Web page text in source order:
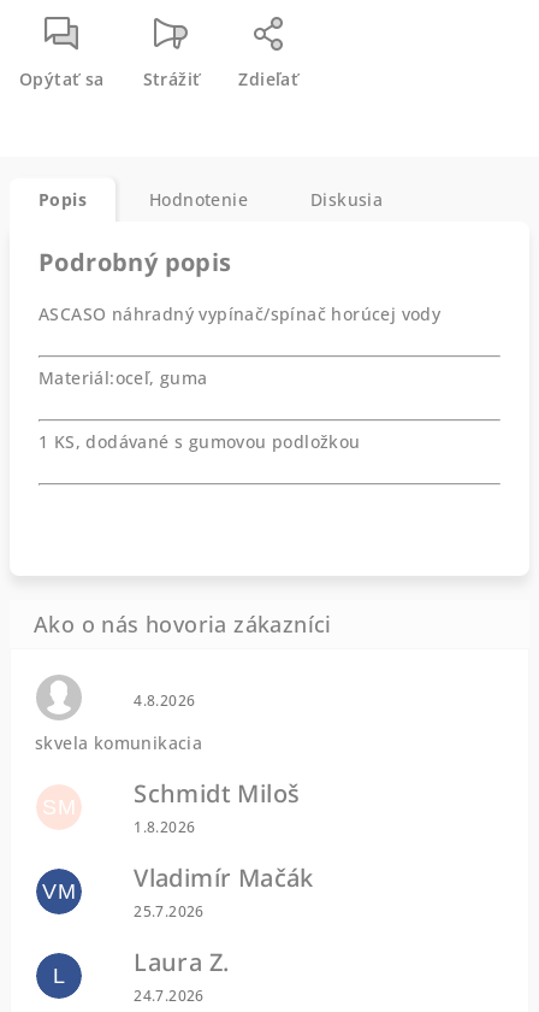
Opýtať sa Strážiť Zdieľať
Popis Hodnotenie Diskusia
Podrobný popis
ASCASO náhradný vypínač/spínač horúcej vody
Materiál:oceľ, guma
1 KS, dodávané s gumovou podložkou
Hodnotenie obchodu je 0 z 5 hviezdičiek.
4.8.2026
skvela komunikacia
SM Schmidt Miloš
Hodnotenie obchodu je 5 z 5 hviezdičiek.
1.8.2026
VM Vladimír Mačák
Hodnotenie obchodu je 5 z 5 hviezdičiek.
25.7.2026
L Laura Z.
Hodnotenie obchodu je 5 z 5 hviezdičiek.
24.7.2026